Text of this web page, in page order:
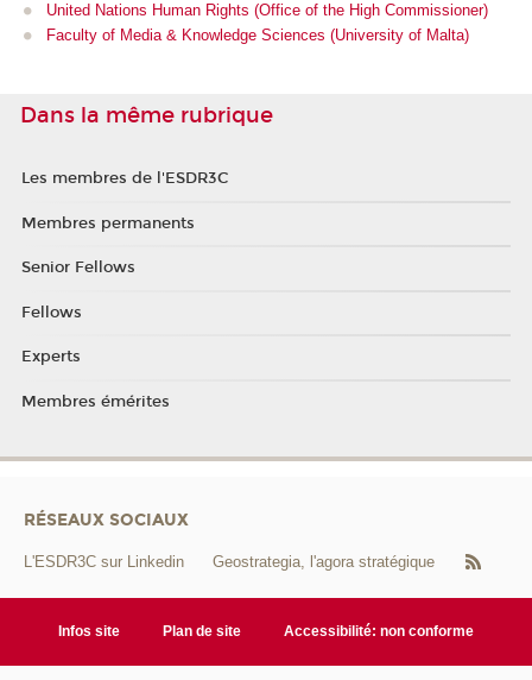
United Nations Human Rights (Office of the High Commissioner)
Faculty of Media & Knowledge Sciences (University of Malta)
Dans la même rubrique
Les membres de l'ESDR3C
Membres permanents
Senior Fellows
Fellows
Experts
Membres émérites
RÉSEAUX SOCIAUX
L'ESDR3C sur Linkedin Geostrategia, l'agora stratégique
Infos site Plan de site Accessibilité: non conforme